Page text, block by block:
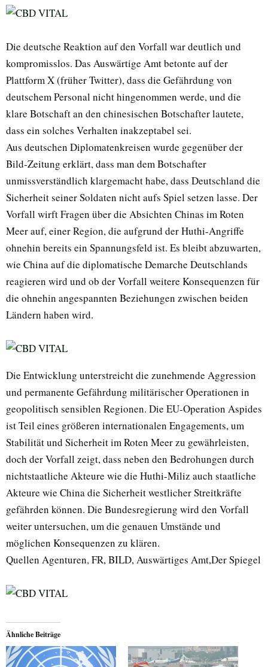
Die deutsche Reaktion auf den Vorfall war deutlich und
kompromisslos. Das Auswärtige Amt betonte auf der
Plattform X (früher Twitter), dass die Gefährdung von
deutschem Personal nicht hingenommen werde, und die
klare Botschaft an den chinesischen Botschafter lautete,
dass ein solches Verhalten inakzeptabel sei.
Aus deutschen Diplomatenkreisen wurde gegenüber der
Bild-Zeitung erklärt, dass man dem Botschafter
unmissverständlich klargemacht habe, dass Deutschland die
Sicherheit seiner Soldaten nicht aufs Spiel setzen lasse. Der
Vorfall wirft Fragen über die Absichten Chinas im Roten
Meer auf, einer Region, die aufgrund der Huthi-Angriffe
ohnehin bereits ein Spannungsfeld ist. Es bleibt abzuwarten,
wie China auf die diplomatische Demarche Deutschlands
reagieren wird und ob der Vorfall weitere Konsequenzen für
die ohnehin angespannten Beziehungen zwischen beiden
Ländern haben wird.
Die Entwicklung unterstreicht die zunehmende Aggression
und permanente Gefährdung militärischer Operationen in
geopolitisch sensiblen Regionen. Die EU-Operation Aspides
ist Teil eines größeren internationalen Engagements, um
Stabilität und Sicherheit im Roten Meer zu gewährleisten,
doch der Vorfall zeigt, dass neben den Bedrohungen durch
nichtstaatliche Akteure wie die Huthi-Miliz auch staatliche
Akteure wie China die Sicherheit westlicher Streitkräfte
gefährden können. Die Bundesregierung wird den Vorfall
weiter untersuchen, um die genauen Umstände und
möglichen Konsequenzen zu klären.
Quellen Agenturen, FR, BILD, Auswärtiges Amt,Der Spiegel
Ähnliche Beiträge